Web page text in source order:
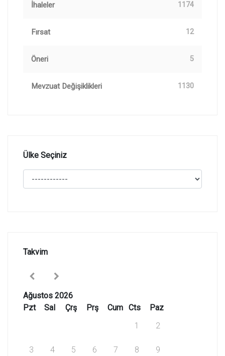
İhaleler 1174
Fırsat 12
Öneri 5
Mevzuat Değişiklikleri 1130
Ülke Seçiniz
Takvim
Ağustos 2026
Pzt
Sal Çrş Prş Cum Cts
Paz
1
2
3 4 5 6 7 8 9